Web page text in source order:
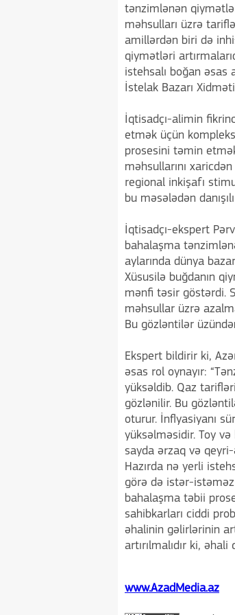
tənzimlənən
məhsulları üzrə
amillərdən biri də
qiymətləri
istehsalı boğan
İstelak Bazarı
İqtisadçı-alimin
etmək üçün
prosesini təmin
məhsullarını
regional inkişafı
bu məsələdən
İqtisadçı-ekspert
bahalaşma
aylarında dünya
Xüsusilə buğdanın
mənfi təsir göstərdi.
məhsullar üzrə
Bu gözləntilər
Ekspert bildirir ki,
əsas rol oynayır:
yüksəldib. Qaz
gözlənilir. Bu
oturur. İnflyasiyanı
yüksəlməsidir. Toy
sayda ərzaq və
Hazırda nə yerli
görə də istər-
bahalaşma təbii
sahibkarları ciddi
əhalinin gəlirlərinin
artırılmalıdır ki,
www.AzadMedia.az